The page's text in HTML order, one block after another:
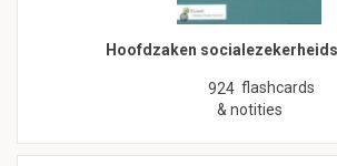
Hoofdzaken
924 flashcards
& notities